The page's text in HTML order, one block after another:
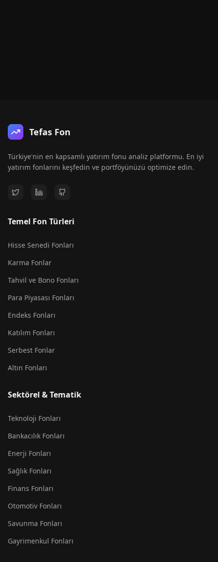
Tefas Fon
Türkiye'nin en kapsamlı yatırım fonu analiz platformu. En iyi
yatırım fonlarını keşfedin ve portföyünüzü optimize edin.
Temel Fon Türleri
Hisse Senedi Fonları
Karma Fonlar
Tahvil ve Bono Fonları
Para Piyasası Fonları
Endeks Fonları
Katılım Fonları
Serbest Fonlar
Altın Fonları
Sektörel & Tematik
Teknoloji Fonları
Bankacılık Fonları
Enerji Fonları
Sağlık Fonları
Finans Fonları
Otomotiv Fonları
Savunma Fonları
Gayrimenkul Fonları